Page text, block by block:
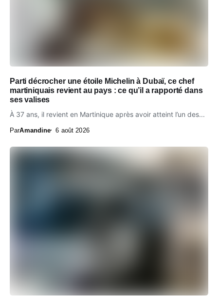
Parti décrocher une étoile Michelin à Dubaï, ce chef
martiniquais revient au pays : ce qu’il a rapporté dans
ses valises
À 37 ans, il revient en Martinique après avoir atteint l’un des...
ParAmandine 6 août 2026